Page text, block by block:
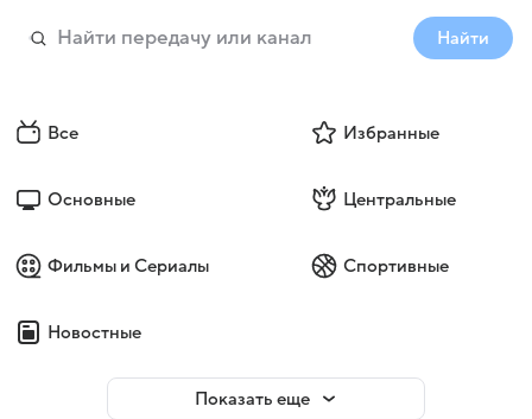
Найти
Все Избранные
Основные Центральные
Фильмы и Сериалы Спортивные
Новостные
Показать еще